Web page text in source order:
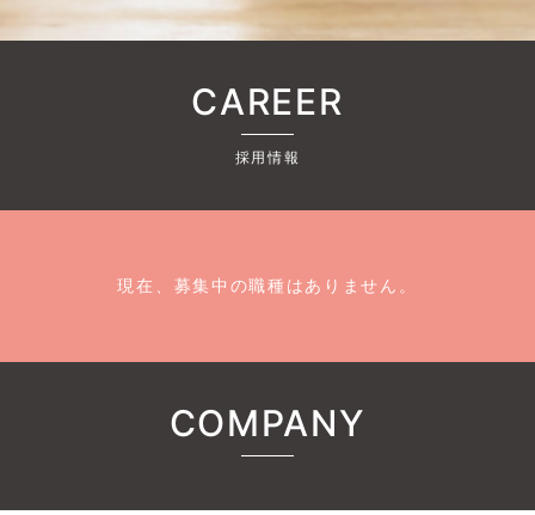
CAREER
採用情報
現在、募集中の職種はありません。
COMPANY